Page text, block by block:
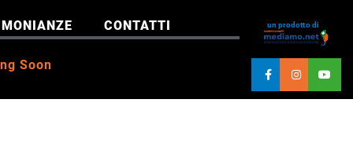
CONTATTI
Soon
un prodotto di